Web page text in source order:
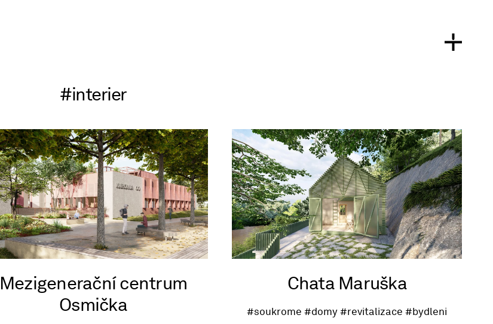
#interier
Mezigenerační centrum
Osmička
Chata Maruška
#soukrome #domy #revitalizace #bydleni